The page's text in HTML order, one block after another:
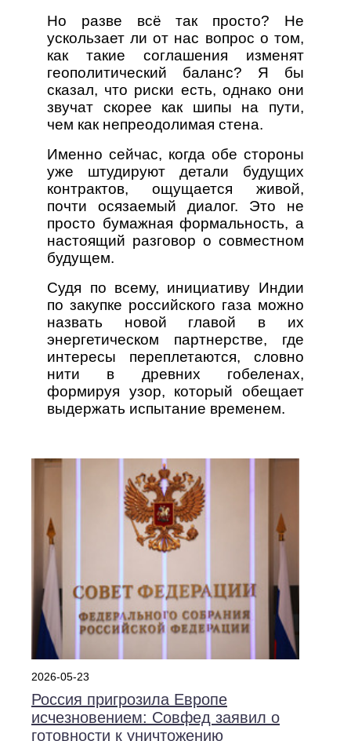
Но разве всё так просто? Не
ускользает ли от нас вопрос о том,
как такие соглашения изменят
геополитический баланс? Я бы
сказал, что риски есть, однако они
звучат скорее как шипы на пути,
чем как непреодолимая стена.
Именно сейчас, когда обе стороны
уже штудируют детали будущих
контрактов, ощущается живой,
почти осязаемый диалог. Это не
просто бумажная формальность, а
настоящий разговор о совместном
будущем.
Судя по всему, инициативу Индии
по закупке российского газа можно
назвать новой главой в их
энергетическом партнерстве, где
интересы переплетаются, словно
нити в древних гобеленах,
формируя узор, который обещает
выдержать испытание временем.
2026-05-23
Россия пригрозила Европе
исчезновением: Совфед заявил о
готовности к уничтожению